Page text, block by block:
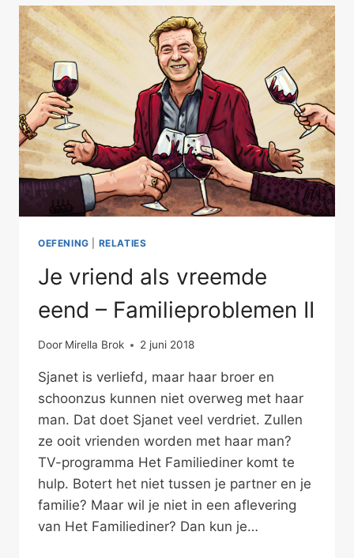
JE
DIERBAREN
–
FAMILIEPROBLEMEN
OEFENING RELATIES
Je vriend als vreemde
eend – Familieproblemen II
Door Mirella Brok 2 juni 2018
Sjanet is verliefd, maar haar broer en
schoonzus kunnen niet overweg met haar
man. Dat doet Sjanet veel verdriet. Zullen
ze ooit vrienden worden met haar man?
TV-programma Het Familiediner komt te
hulp. Botert het niet tussen je partner en je
familie? Maar wil je niet in een aflevering
van Het Familiediner? Dan kun je…